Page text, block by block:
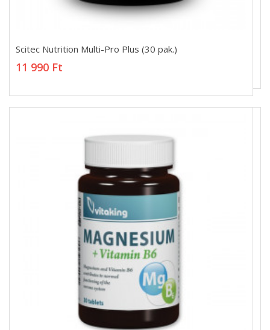
Scitec Nutrition Multi-Pro Plus (30 pak.)
11 990 Ft
Scitec Nutrition Multi-Pro Plus (30 pak.)
11 990 Ft